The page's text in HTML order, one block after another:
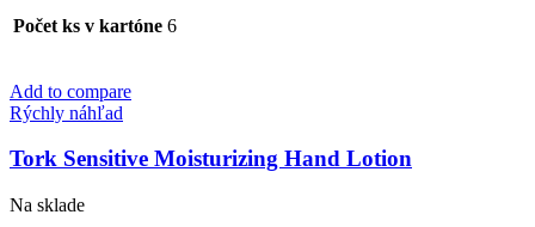
Počet ks v kartóne 6
Add to compare
Rýchly náhľad
Tork Sensitive Moisturizing Hand Lotion
Na sklade